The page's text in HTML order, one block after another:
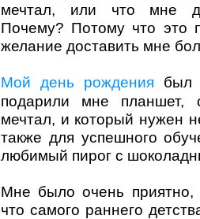
мечтал, или что мне
Почему? Потому что это
желание доставить мне
Мой день рождения был
подарили мне
мечтал, и который нужен
также для успешного
любимый пирог с
Мне было очень
что самого раннего